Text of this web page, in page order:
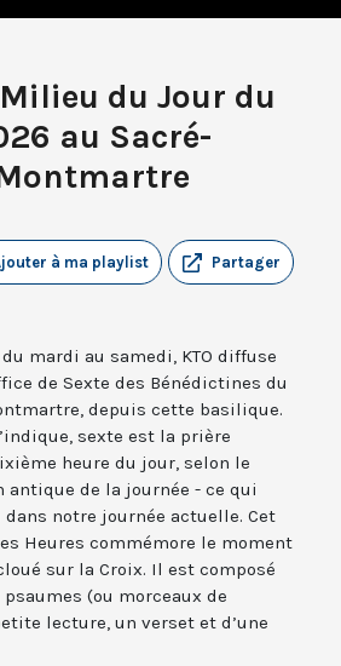
du Jour du
au Sacré-
Partager
à ma playlist
mardi au samedi, KTO diffuse
de Sexte des Bénédictines du
depuis cette basilique.
sexte est la prière
heure du jour, selon le
antique de la journée - ce qui
notre journée actuelle. Cet
Heures commémore le moment
sur la Croix. Il est composé
psaumes (ou morceaux de
lecture, un verset et d’une